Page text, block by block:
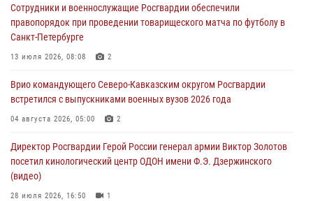
взрывобезопасности
07 августа 2026, 11:33
Рэпер ST посетил раненых росгвардейцев в Главном военном
07 августа 2026, 11:18 2
Патриотическая акция «Каникулы с Росгвардией» прошла в
07 августа 2026, 11:00
Сотрудники и военнослужащие Росгвардии обеспечили
правопорядок при проведении товарищеского матча по футболу в
Санкт-Петербурге
13 июля 2026, 08:08 2
Врио командующего Северо-Кавказским округом Росгвардии
встретился с выпускниками военных вузов 2026 года
04 августа 2026, 05:00 2
Директор Росгвардии Герой России генерал армии Виктор Золотов
посетил кинологический центр ОДОН имени Ф.Э. Дзержинского
(видео)
28 июля 2026, 16:50 1